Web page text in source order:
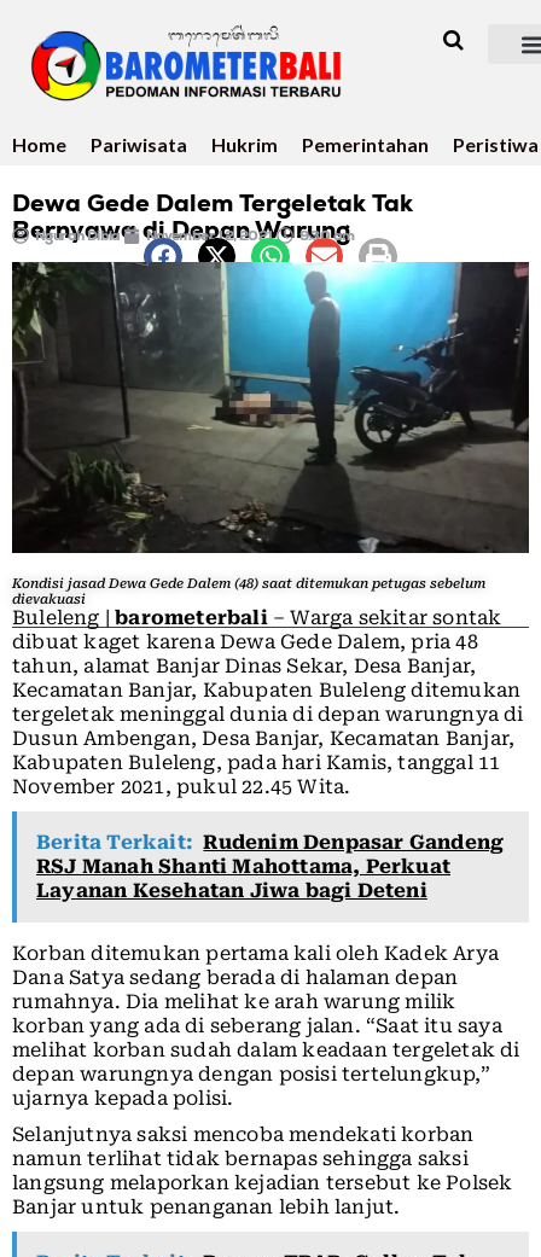
Home Pariwisata Hukrim Pemerintahan Peristiwa
Dewa Gede Dalem Tergeletak Tak
Bernyawa di Depan Warung
Ngurah Dibia November 12, 2021 9:30 am
Kondisi jasad Dewa Gede Dalem (48) saat ditemukan petugas sebelum
dievakuasi
Buleleng |barometerbali– Warga sekitar sontak
dibuat kaget karena Dewa Gede Dalem, pria 48
tahun, alamat Banjar Dinas Sekar, Desa Banjar,
Kecamatan Banjar, Kabupaten Buleleng ditemukan
tergeletak meninggal dunia di depan warungnya di
Dusun Ambengan, Desa Banjar, Kecamatan Banjar,
Kabupaten Buleleng, pada hari Kamis, tanggal 11
November 2021, pukul 22.45 Wita.
Berita Terkait: Rudenim Denpasar Gandeng
RSJ Manah Shanti Mahottama, Perkuat
Layanan Kesehatan Jiwa bagi Deteni
Korban ditemukan pertama kali oleh Kadek Arya
Dana Satya sedang berada di halaman depan
rumahnya. Dia melihat ke arah warung milik
korban yang ada di seberang jalan. “Saat itu saya
melihat korban sudah dalam keadaan tergeletak di
depan warungnya dengan posisi tertelungkup,”
ujarnya kepada polisi.
Selanjutnya saksi mencoba mendekati korban
namun terlihat tidak bernapas sehingga saksi
langsung melaporkan kejadian tersebut ke Polsek
Banjar untuk penanganan lebih lanjut.